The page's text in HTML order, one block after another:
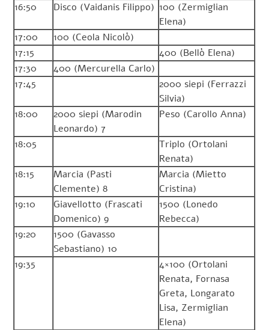
16:50
Disco (Vaidanis Filippo) 100 (Zermiglian
Elena)
17:00
100 (Ceola Nicolò)
17:15
400 (Bellò Elena)
17:30
400 (Mercurella Carlo)
17:45
2000 siepi (Ferrazzi
Silvia)
18:00
2000 siepi (Marodin
Leonardo) 7
Peso (Carollo Anna)
18:05
Triplo (Ortolani
Renata)
18:15
Marcia (Pasti
Clemente) 8
Marcia (Mietto
Cristina)
19:10
Giavellotto (Frascati
Domenico) 9
1500 (Lonedo
Rebecca)
19:20
1500 (Gavasso
Sebastiano) 10
19:35
4×100 (Ortolani
Renata, Fornasa
Greta, Longarato
Lisa, Zermiglian
Elena)